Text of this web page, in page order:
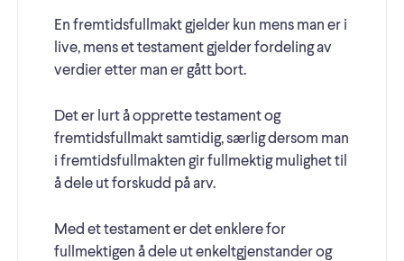
En fremtidsfullmakt gjelder kun mens man er i
live, mens et testament gjelder fordeling av
verdier etter man er gått bort.
Det er lurt å opprette testament og
fremtidsfullmakt samtidig, særlig dersom man
i fremtidsfullmakten gir fullmektig mulighet til
å dele ut forskudd på arv.
Med et testament er det enklere for
fullmektigen å dele ut enkeltgjenstander og